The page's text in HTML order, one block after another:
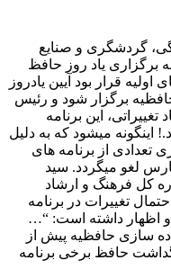
گردشگری و صنایع
یاد روز حافظ
قرار بود آیین یادروز
۱۹ مهرماه در حافظیه برگزار شود و رئیس
این برنامه
می‌شود.! اینگونه میشود که به دلیل
از برنامه های
لغو میگردد. سید
کل فرهنگ و ارشاد
تغییرات در برنامه
اظهار داشته است: “…
سازی حافظیه پیش از
حافظ برخی برنامه